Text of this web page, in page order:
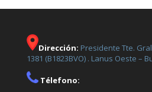
Dirección: Presidente Tte.
1381 (B1823BVO) . Lanus Oeste –
Télefono: